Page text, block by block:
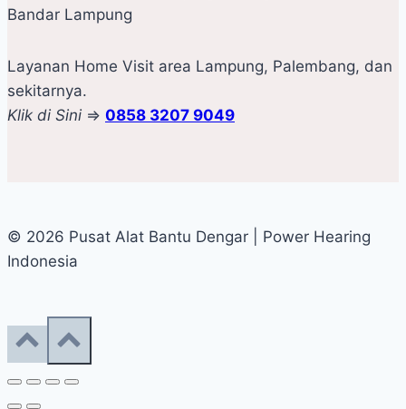
Bandar Lampung
Layanan Home Visit area Lampung, Palembang, dan
sekitarnya.
Klik di Sini => 0858 3207 9049
© 2026 Pusat Alat Bantu Dengar | Power Hearing
Indonesia